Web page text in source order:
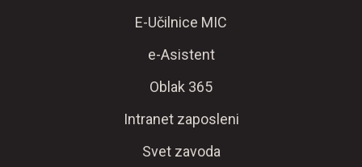
E-Učilnice MIC
e-Asistent
Oblak 365
Intranet zaposleni
Svet zavoda